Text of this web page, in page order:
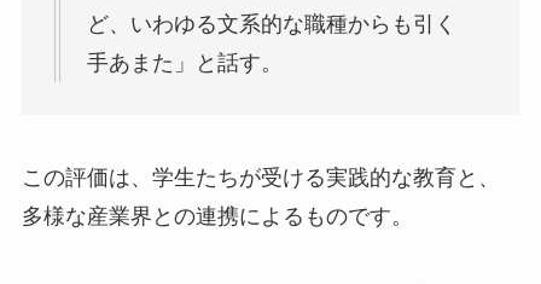
ど、いわゆる文系的な職種からも引く
手あまた」と話す。
この評価は、学生たちが受ける実践的な教育と、
多様な産業界との連携によるものです。